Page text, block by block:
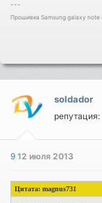
---
Прошивка Samsung galaxy note
soldador
репутация:
912 июля 2013
Цитата:magnus731